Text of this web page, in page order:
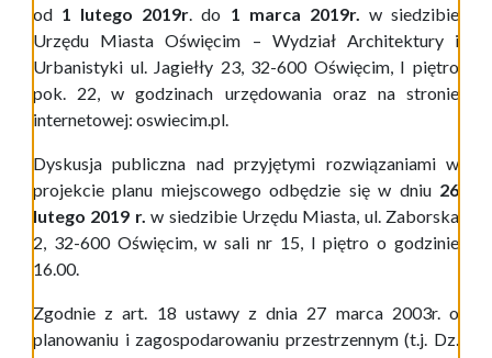
od 1 lutego 2019r. do 1 marca 2019r. w siedzibie
Urzędu Miasta Oświęcim – Wydział Architektury i
Urbanistyki ul. Jagiełły 23, 32-600 Oświęcim, I piętro
pok. 22, w godzinach urzędowania oraz na stronie
internetowej: oswiecim.pl.
Dyskusja publiczna nad przyjętymi rozwiązaniami w
projekcie planu miejscowego odbędzie się w dniu 26
lutego 2019 r. w siedzibie Urzędu Miasta, ul. Zaborska
2, 32-600 Oświęcim, w sali nr 15, I piętro o godzinie
16.00.
Zgodnie z art. 18 ustawy z dnia 27 marca 2003r. o
planowaniu i zagospodarowaniu przestrzennym (t.j. Dz.